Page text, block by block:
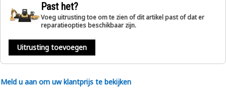
Past het?
Voeg uitrusting toe om te zien of dit artikel past of dat er
reparatieopties beschikbaar zijn.
Uitrusting toevoegen
Meld u aan om uw klantprijs te bekijken